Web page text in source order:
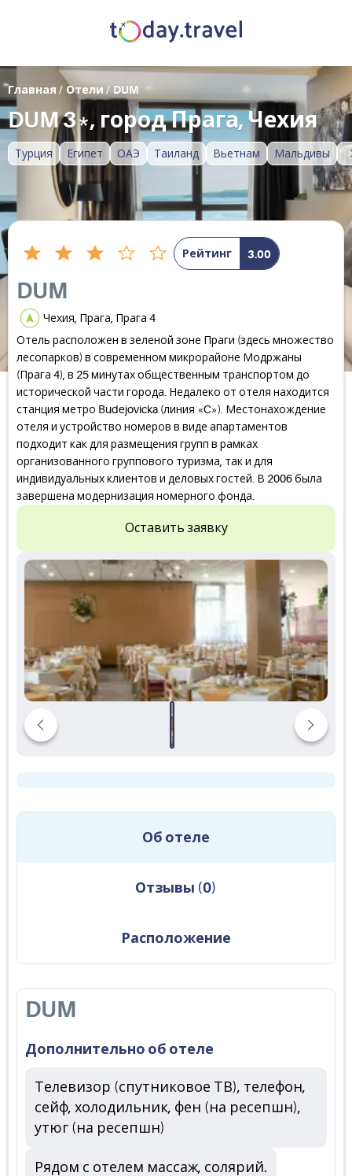
Турция Египет ОАЭ Таиланд Вьетнам Мальдивы
Главная / Отели/ DUM
DUM 3*, город Прага, Чехия
Рейтинг 3.00
DUM
Чехия, Прага, Прага 4
Отель расположен в зеленой зоне Праги (здесь множество
лесопарков) в современном микрорайоне Модржаны
(Прага 4), в 25 минутах общественным транспортом до
исторической части города. Недалеко от отеля находится
станция метро Budejovicka (линия «C»). Местонахождение
отеля и устройство номеров в виде апартаментов
подходит как для размещения групп в рамках
организованного группового туризма, так и для
индивидуальных клиентов и деловых гостей. В 2006 была
завершена модернизация номерного фонда.
Оставить заявку
Об отеле
Отзывы (0)
Расположение
DUM
Дополнительно об отеле
Телевизор (спутниковое ТВ), телефон,
сейф, холодильник, фен (на ресепшн),
утюг (на ресепшн)
Рядом с отелем массаж, солярий.